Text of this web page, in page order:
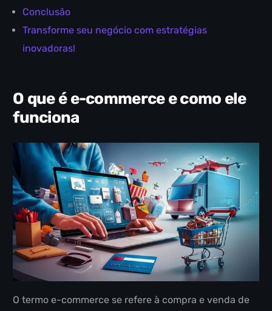
Conclusão
Transforme seu negócio com estratégias
inovadoras!
O que é e-commerce e como ele
funciona
O termo e-commerce se refere à compra e venda de